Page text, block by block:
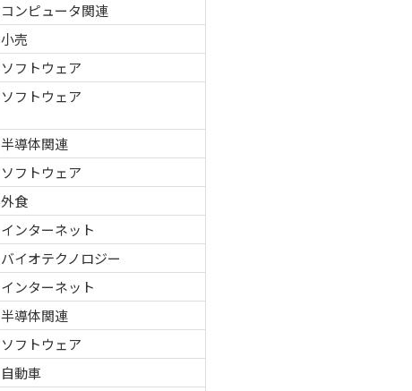
コンピュータ関連
小売
ソフトウェア
ソフトウェア
半導体関連
ソフトウェア
外食
インターネット
バイオテクノロジー
インターネット
半導体関連
ソフトウェア
自動車